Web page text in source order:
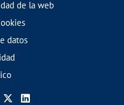
de la web
datos